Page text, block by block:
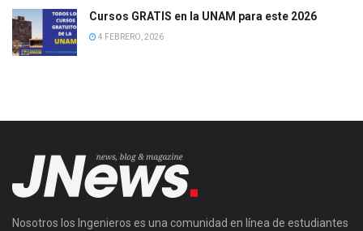
Cursos GRATIS en la UNAM para este 2026
4 FEBRERO, 2026
Nosotros los Ingenieros es una comunidad en línea de estudiantes